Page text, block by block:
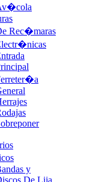
Rec�maras
y
De Lija